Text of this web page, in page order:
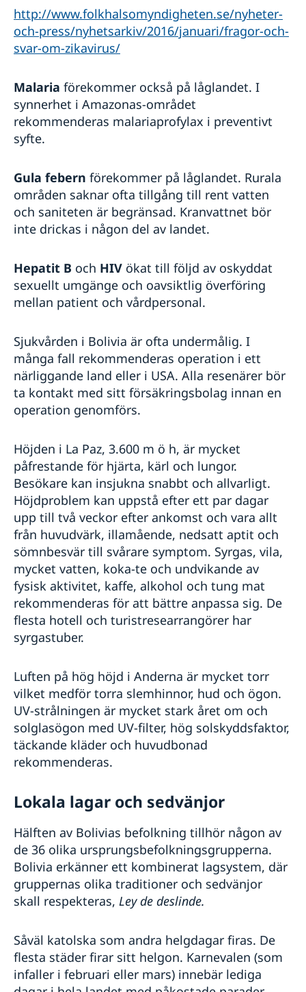
http://www.folkhalsomyndigheten.se/nyheter-
och-press/nyhetsarkiv/2016/januari/fragor-och-
svar-om-zikavirus/
Malaria förekommer också på låglandet. I
synnerhet i Amazonas-området
rekommenderas malariaprofylax i preventivt
syfte.
Gula febern förekommer på låglandet. Rurala
områden saknar ofta tillgång till rent vatten
och saniteten är begränsad. Kranvattnet bör
inte drickas i någon del av landet.
Hepatit B och HIV ökat till följd av oskyddat
sexuellt umgänge och oavsiktlig överföring
mellan patient och vårdpersonal.
Sjukvården i Bolivia är ofta undermålig. I
många fall rekommenderas operation i ett
närliggande land eller i USA. Alla resenärer bör
ta kontakt med sitt försäkringsbolag innan en
operation genomförs.
Höjden i La Paz, 3.600 m ö h, är mycket
påfrestande för hjärta, kärl och lungor.
Besökare kan insjukna snabbt och allvarligt.
Höjdproblem kan uppstå efter ett par dagar
upp till två veckor efter ankomst och vara allt
från huvudvärk, illamående, nedsatt aptit och
sömnbesvär till svårare symptom. Syrgas, vila,
mycket vatten, koka-te och undvikande av
fysisk aktivitet, kaffe, alkohol och tung mat
rekommenderas för att bättre anpassa sig. De
flesta hotell och turistresearrangörer har
syrgastuber.
Luften på hög höjd i Anderna är mycket torr
vilket medför torra slemhinnor, hud och ögon.
UV-strålningen är mycket stark året om och
solglasögon med UV-filter, hög solskyddsfaktor,
täckande kläder och huvudbonad
rekommenderas.
Lokala lagar och sedvänjor
Hälften av Bolivias befolkning tillhör någon av
de 36 olika ursprungsbefolkningsgrupperna.
Bolivia erkänner ett kombinerat lagsystem, där
gruppernas olika traditioner och sedvänjor
skall respekteras, Ley de deslinde.
Såväl katolska som andra helgdagar firas. De
flesta städer firar sitt helgon. Karnevalen (som
infaller i februari eller mars) innebär lediga